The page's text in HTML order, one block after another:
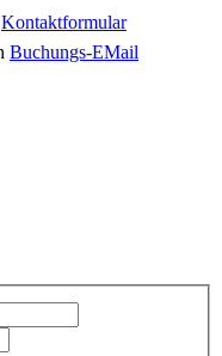
Kontaktformular
Buchungs-EMail